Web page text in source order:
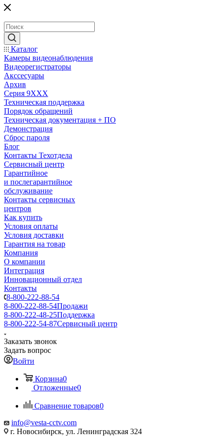
Каталог
Камеры видеонаблюдения
Видеорегистраторы
Акссесуары
Архив
Серия 9XXX
Техническая поддержка
Порядок обращений
Техническая документация + ПО
Демонстрация
Сброс пароля
Блог
Контакты Техотдела
Сервисный центр
Гарантийное
и послегарантийное
обслуживание
Контакты сервисных
центров
Как купить
Условия оплаты
Условия доставки
Гарантия на товар
Компания
О компании
Интеграция
Инновационный отдел
Контакты
8-800-222-88-54
8-800-222-88-54Продажи
8-800-222-48-25Поддержка
8-800-222-54-87Сервисный центр
Заказать звонок
Задать вопрос
Войти
Корзина0
Отложенные0
Сравнение товаров0
info@vesta-cctv.com
г. Новосибирск, ул. Ленинградская 324